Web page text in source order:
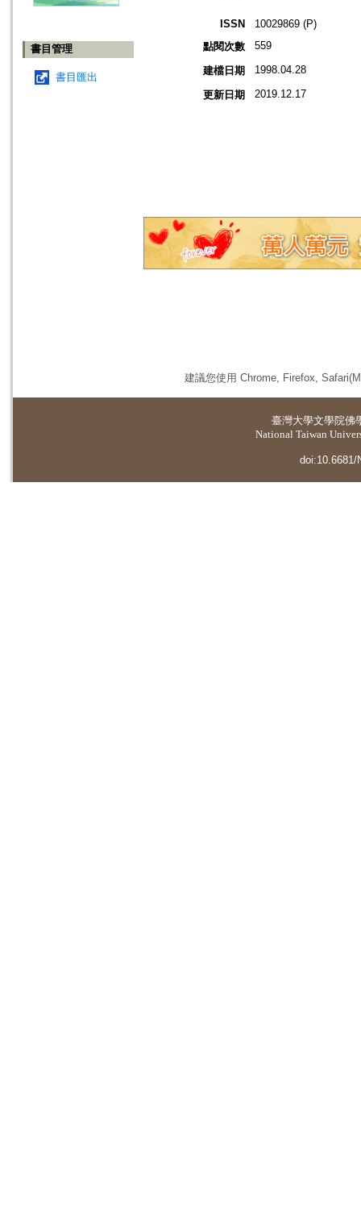
書目管理
書目匯出
ISSN
10029869 (P)
點閱次數
559
建檔日期 1998.04.28
更新日期 2019.12.17
建議您使用 Chrome, Firefox,
臺灣大學文學院佛
National Taiwan
doi:10.6681/